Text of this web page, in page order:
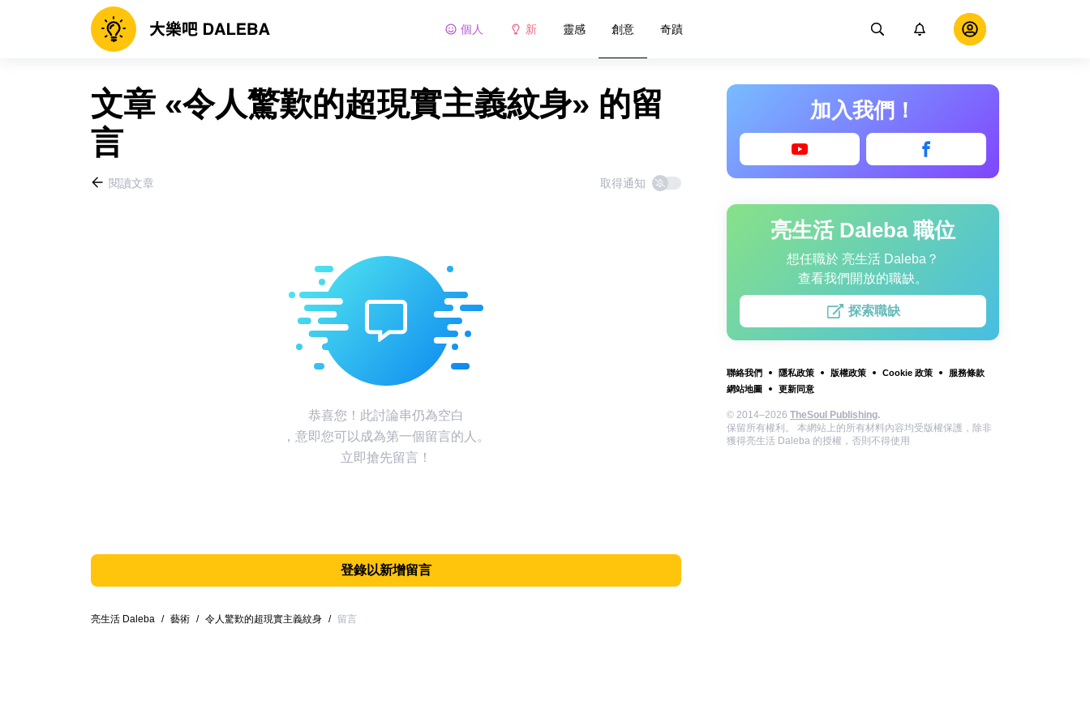
個人 新 靈感 創意 奇蹟
加入我們！
亮生活 Daleba 職位
想任職於 亮生活 Daleba？
查看我們開放的職缺。
探索職缺
聯絡我們 隱私政策 版權政策 Cookie 政策
服務條款
網站地圖
更新同意
© 2014–2026 TheSoul Publishing.
保留所有權利。 本網站上的所有材料內容均受版權保護，除非
獲得亮生活 Daleba 的授權，否則不得使用
文章 «令人驚歎的超現實主義紋身» 的留
言
閱讀文章 取得通知
恭喜您！此討論串仍為空白
，意即您可以成為第一個留言的人。
立即搶先留言！
登錄以新增留言
亮生活 Daleba / 藝術 / 令人驚歎的超現實主義紋身 / 留言